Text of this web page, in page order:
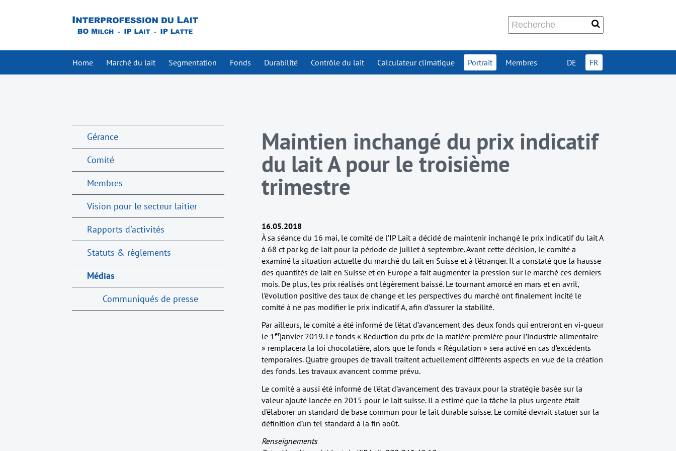
Home Marché du lait Segmentation Fonds Durabilité Contrôle du lait Calculateur climatique Portrait Membres DE FR
Maintien inchangé du prix indicatif
du lait A pour le troisième
trimestre
16.05.2018
À sa séance du 16 mai, le comité de l’IP Lait a décidé de maintenir inchangé le prix indicatif du lait A
à 68 ct par kg de lait pour la période de juillet à septembre. Avant cette décision, le comité a
examiné la situation actuelle du marché du lait en Suisse et à l’étranger. Il a constaté que la hausse
des quantités de lait en Suisse et en Europe a fait augmenter la pression sur le marché ces derniers
mois. De plus, les prix réalisés ont légèrement baissé. Le tournant amorcé en mars et en avril,
l’évolution positive des taux de change et les perspectives du marché ont finalement incité le
comité à ne pas modifier le prix indicatif A, afin d’assurer la stabilité.
Par ailleurs, le comité a été informé de l’état d’avancement des deux fonds qui entreront en vi-gueur
le 1erjanvier 2019. Le fonds « Réduction du prix de la matière première pour l’industrie alimentaire
» remplacera la loi chocolatière, alors que le fonds « Régulation » sera activé en cas d’excédents
temporaires. Quatre groupes de travail traitent actuellement différents aspects en vue de la création
des fonds. Les travaux avancent comme prévu.
Le comité a aussi été informé de l’état d’avancement des travaux pour la stratégie basée sur la
valeur ajouté lancée en 2015 pour le lait suisse. Il a estimé que la tâche la plus urgente était
d’élaborer un standard de base commun pour le lait durable suisse. Le comité devrait statuer sur la
définition d’un tel standard à la fin août.
Renseignements
Gérance
Comité
Membres
Vision pour le secteur laitier
Rapports d'activités
Statuts & règlements
Médias
Communiqués de presse